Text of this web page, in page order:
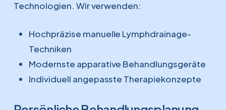
Technologien. Wir verwenden:
Hochpräzise manuelle Lymphdrainage-
Techniken
Modernste apparative Behandlungsgeräte
Individuell angepasste Therapiekonzepte